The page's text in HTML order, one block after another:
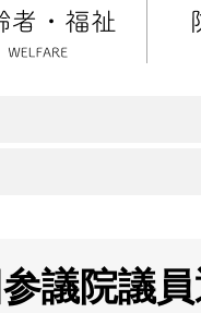
議院議